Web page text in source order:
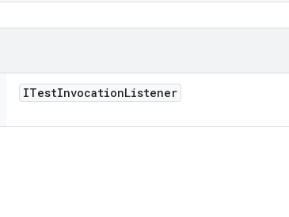
ITestInvocationListener